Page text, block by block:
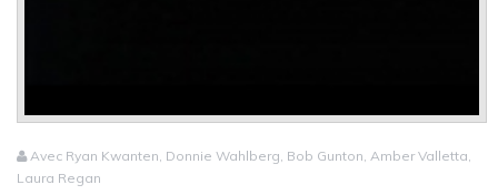
Avec Ryan Kwanten, Donnie Wahlberg, Bob Gunton, Amber Valletta,
Laura Regan